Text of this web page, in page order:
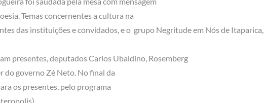
Temas concernentes a cultura na
das instituições e convidados, e o grupo Negritude em Nós de Itaparica,
presentes, deputados Carlos Ubaldino, Rosemberg
do governo Zé Neto. No final da
os presentes, pelo programa